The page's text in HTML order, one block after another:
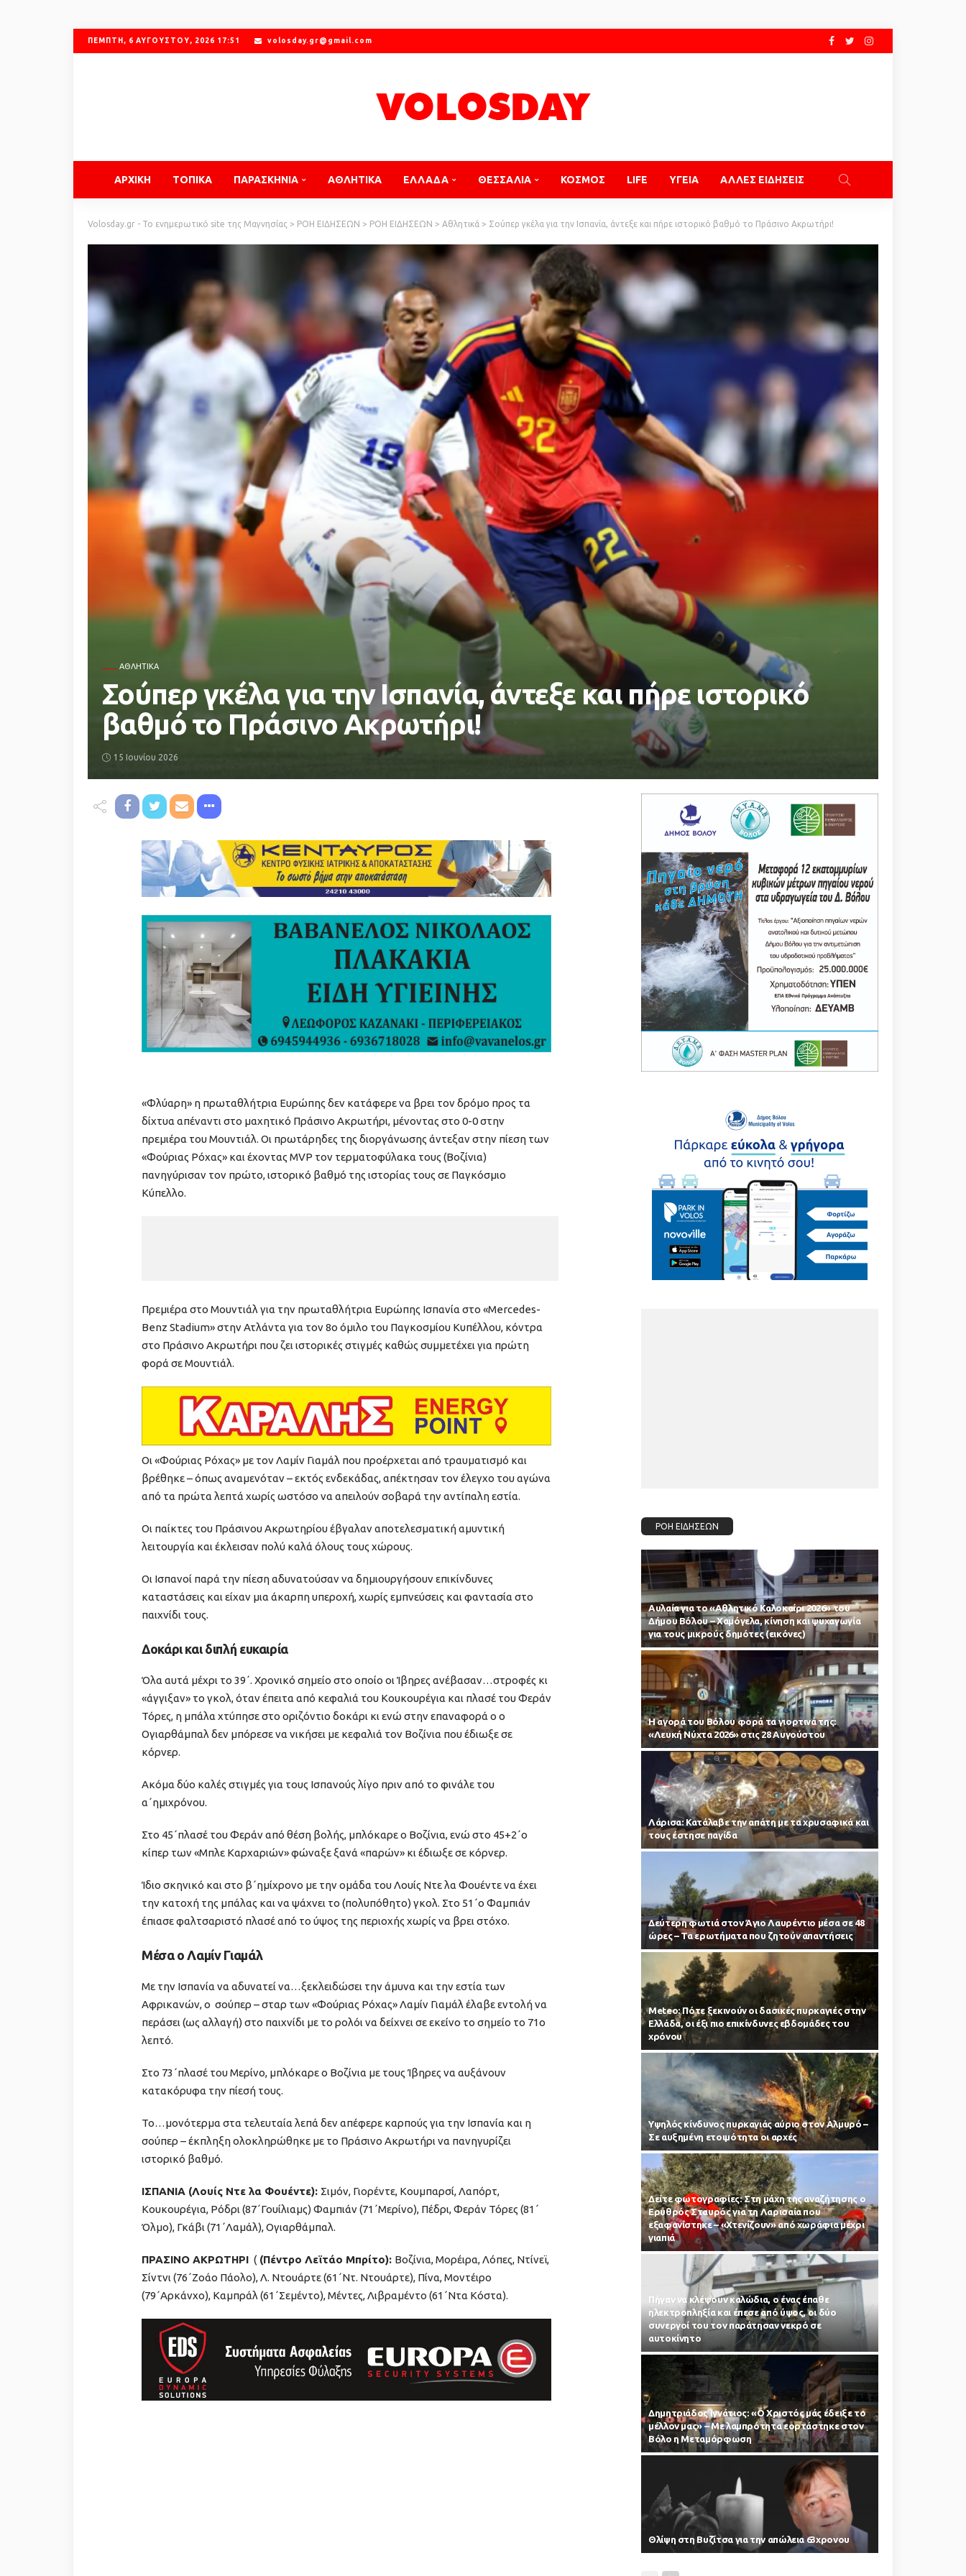
ΠΈΜΠΤΗ, 6 ΑΥΓΟΎΣΤΟΥ, 2026 17:51 volosday.gr@gmail.com
ΑΡΧΙΚΗ ΤΟΠΙΚΑ ΠΑΡΑΣΚΗΝΙΑ ΑΘΛΗΤΙΚΑ ΕΛΛΑΔΑ ΘΕΣΣΑΛΙΑ ΚΟΣΜΟΣ LIFE ΥΓΕΙΑ ΑΛΛΕΣ ΕΙΔΗΣΕΙΣ
Volosday.gr - Το ενημερωτικό site της Μαγνησίας > ΡΟΗ ΕΙΔΗΣΕΩΝ > ΡΟΗ ΕΙΔΗΣΕΩΝ > Αθλητικά > Σούπερ γκέλα για την Ισπανία, άντεξε και πήρε ιστορικό βαθμό το Πράσινο Ακρωτήρι!
ΑΘΛΗΤΙΚΆ
Σούπερ γκέλα για την Ισπανία, άντεξε και πήρε ιστορικό
βαθμό το Πράσινο Ακρωτήρι!
15 Ιουνίου 2026
«Φλύαρη» η πρωταθλήτρια Ευρώπης δεν κατάφερε να βρει τον δρόμο προς τα
δίχτυα απέναντι στο μαχητικό Πράσινο Ακρωτήρι, μένοντας στο 0-0 στην
πρεμιέρα του Μουντιάλ. Οι πρωτάρηδες της διοργάνωσης άντεξαν στην πίεση των
«Φούριας Ρόχας» και έχοντας MVP τον τερματοφύλακα τους (Βοζίνια)
πανηγύρισαν τον πρώτο, ιστορικό βαθμό της ιστορίας τους σε Παγκόσμιο
Κύπελλο.
Πρεμιέρα στο Μουντιάλ για την πρωταθλήτρια Ευρώπης Ισπανία στο «Mercedes-
Benz Stadium» στην Ατλάντα για τον 8ο όμιλο του Παγκοσμίου Κυπέλλου, κόντρα
στο Πράσινο Ακρωτήρι που ζει ιστορικές στιγμές καθώς συμμετέχει για πρώτη
φορά σε Μουντιάλ.
Οι «Φούριας Ρόχας» με τον Λαμίν Γιαμάλ που προέρχεται από τραυματισμό και
βρέθηκε – όπως αναμενόταν – εκτός ενδεκάδας, απέκτησαν τον έλεγχο του αγώνα
από τα πρώτα λεπτά χωρίς ωστόσο να απειλούν σοβαρά την αντίπαλη εστία.
Οι παίκτες του Πράσινου Ακρωτηρίου έβγαλαν αποτελεσματική αμυντική
λειτουργία και έκλεισαν πολύ καλά όλους τους χώρους.
Οι Ισπανοί παρά την πίεση αδυνατούσαν να δημιουργήσουν επικίνδυνες
καταστάσεις και είχαν μια άκαρπη υπεροχή, χωρίς εμπνεύσεις και φαντασία στο
παιχνίδι τους.
Δοκάρι και διπλή ευκαιρία
Όλα αυτά μέχρι το 39΄. Χρονικό σημείο στο οποίο οι Ίβηρες ανέβασαν…στροφές κι
«άγγιξαν» το γκολ, όταν έπειτα από κεφαλιά του Κουκουρέγια και πλασέ του Φεράν
Τόρες, η μπάλα χτύπησε στο οριζόντιο δοκάρι κι ενώ στην επαναφορά ο ο
Ογιαρθάμπαλ δεν μπόρεσε να νικήσει με κεφαλιά τον Βοζίνια που έδιωξε σε
κόρνερ.
Ακόμα δύο καλές στιγμές για τους Ισπανούς λίγο πριν από το φινάλε του
α΄ημιχρόνου.
Στο 45΄πλασέ του Φεράν από θέση βολής, μπλόκαρε ο Βοζίνια, ενώ στο 45+2΄ο
κίπερ των «Μπλε Καρχαριών» φώναξε ξανά «παρών» κι έδιωξε σε κόρνερ.
Ίδιο σκηνικό και στο β΄ημίχρονο με την ομάδα του Λουίς Ντε λα Φουέντε να έχει
την κατοχή της μπάλας και να ψάχνει το (πολυπόθητο) γκολ. Στο 51΄ο Φαμπιάν
έπιασε φαλτσαριστό πλασέ από το ύψος της περιοχής χωρίς να βρει στόχο.
Μέσα ο Λαμίν Γιαμάλ
Με την Ισπανία να αδυνατεί να…ξεκλειδώσει την άμυνα και την εστία των
Αφρικανών, ο σούπερ – σταρ των «Φούριας Ρόχας» Λαμίν Γιαμάλ έλαβε εντολή να
περάσει (ως αλλαγή) στο παιχνίδι με το ρολόι να δείχνει σε εκείνο το σημείο το 71ο
λεπτό.
Στο 73΄πλασέ του Μερίνο, μπλόκαρε ο Βοζίνια με τους Ίβηρες να αυξάνουν
κατακόρυφα την πίεσή τους.
Το…μονότερμα στα τελευταία λεπά δεν απέφερε καρπούς για την Ισπανία και η
σούπερ – έκπληξη ολοκληρώθηκε με το Πράσινο Ακρωτήρι να πανηγυρίζει
ιστορικό βαθμό.
ΙΣΠΑΝΙΑ (Λουίς Ντε λα Φουέντε): Σιμόν, Γιορέντε, Κουμπαρσί, Λαπόρτ,
Κουκουρέγια, Ρόδρι (87΄Γουίλιαμς) Φαμπιάν (71΄Μερίνο), Πέδρι, Φεράν Τόρες (81΄
Όλμο), Γκάβι (71΄Λαμάλ), Ογιαρθάμπαλ.
ΠΡΑΣΙΝΟ ΑΚΡΩΤΗΡΙ ( (Πέντρο Λεϊτάο Μπρίτο): Βοζίνια, Μορέιρα, Λόπες, Ντίνεϊ,
Σίντνι (76΄Ζοάο Πάολο), Λ. Ντουάρτε (61΄Ντ. Ντουάρτε), Πίνα, Μοντέιρο
(79΄Αρκάνχο), Καμπράλ (61΄Σεμέντο), Μέντες, Λιβραμέντο (61΄Ντα Κόστα).
ΡΟΗ ΕΙΔΗΣΕΩΝ
Αυλαία για το «Αθλητικό Καλοκαίρι 2026» του
Δήμου Βόλου – Χαμόγελα, κίνηση και ψυχαγωγία
για τους μικρούς δημότες (εικόνες)
Η αγορά του Βόλου φορά τα γιορτινά της:
«Λευκή Νύχτα 2026» στις 28 Αυγούστου
Λάρισα: Κατάλαβε την απάτη με τα χρυσαφικά και
τους έστησε παγίδα
Δεύτερη φωτιά στον Άγιο Λαυρέντιο μέσα σε 48
ώρες – Τα ερωτήματα που ζητούν απαντήσεις
Meteo: Πότε ξεκινούν οι δασικές πυρκαγιές στην
Ελλάδα, οι έξι πιο επικίνδυνες εβδομάδες του
χρόνου
Υψηλός κίνδυνος πυρκαγιάς αύριο στον Αλμυρό –
Σε αυξημένη ετοιμότητα οι αρχές
Δείτε φωτογραφίες: Στη μάχη της αναζήτησης ο
Ερυθρός Σταυρός για τη Λαρισαία που
εξαφανίστηκε – «Χτενίζουν» από χωράφια μέχρι
γιαπιά
Πήγαν να κλέψουν καλώδια, ο ένας έπαθε
ηλεκτροπληξία και έπεσε από ύψος, οι δύο
συνεργοί του τον παράτησαν νεκρό σε
αυτοκίνητο
Δημητριάδος Ιγνάτιος: «Ο Χριστός μάς έδειξε το
μέλλον μας» – Με λαμπρότητα εορτάστηκε στον
Βόλο η Μεταμόρφωση
Θλίψη στη Βυζίτσα για την απώλεια 63χρονου